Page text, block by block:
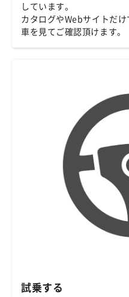
しています。
カタログやWebサイトだ
車を見てご確認頂けます。
試乗する